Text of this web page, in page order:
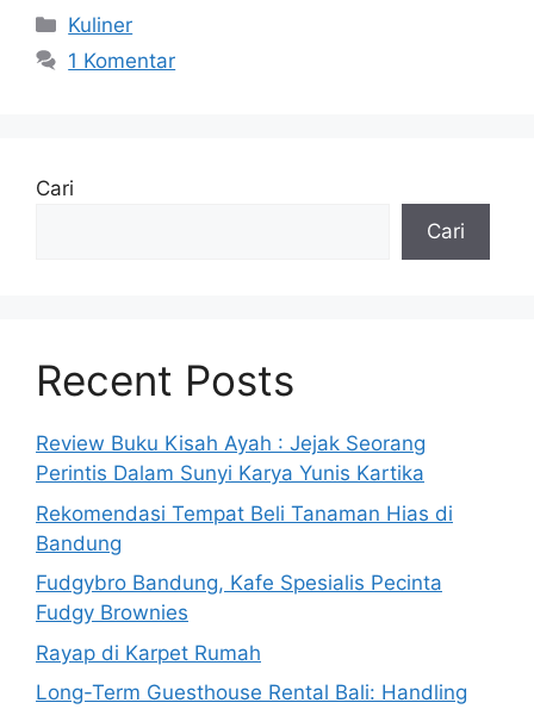
Kategori
Kuliner
1 Komentar
Cari
Cari
Recent Posts
Review Buku Kisah Ayah : Jejak Seorang
Perintis Dalam Sunyi Karya Yunis Kartika
Rekomendasi Tempat Beli Tanaman Hias di
Bandung
Fudgybro Bandung, Kafe Spesialis Pecinta
Fudgy Brownies
Rayap di Karpet Rumah
Long-Term Guesthouse Rental Bali: Handling